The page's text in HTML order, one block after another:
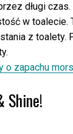
długi
w
z toalety.
zapachu
Shine!